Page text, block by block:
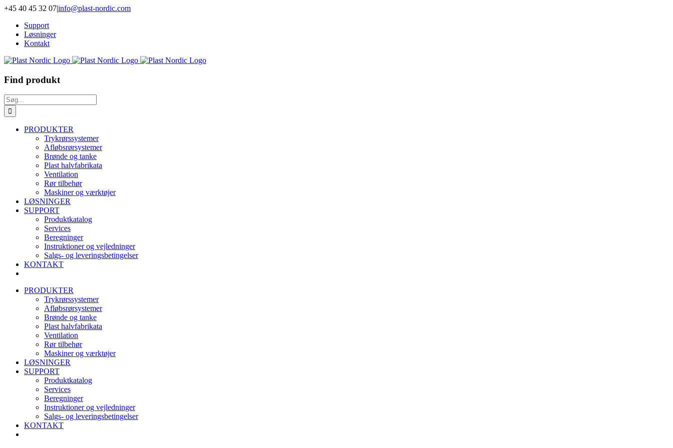
Skip
content
+45 40 45 32 07|info@plast-nordic.com
Support
Løsninger
Kontakt
Find produkt
Søg
efter:
PRODUKTER
Trykrørssystemer
Afløbsrørsystemer
Brønde og tanke
Plast halvfabrikata
Ventilation
Rør tilbehør
Maskiner og værktøjer
LØSNINGER
SUPPORT
Produktkatalog
Services
Beregninger
Instruktioner og vejledninger
Salgs- og leveringsbetingelser
KONTAKT
PRODUKTER
Trykrørssystemer
Afløbsrørsystemer
Brønde og tanke
Plast halvfabrikata
Ventilation
Rør tilbehør
Maskiner og værktøjer
LØSNINGER
SUPPORT
Produktkatalog
Services
Beregninger
Instruktioner og vejledninger
Salgs- og leveringsbetingelser
KONTAKT